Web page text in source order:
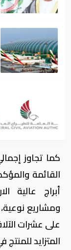
كما تجاوز
أبراج عالية
ومشاريع
على عشرات
المتزايد